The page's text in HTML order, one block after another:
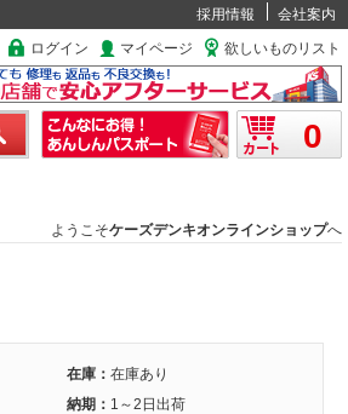
採用情報
会社案内
ログイン マイページ 欲しいものリスト
0
ようこそケーズデンキオンラインショップへ
在庫： 在庫あり
納期： 1～2日出荷